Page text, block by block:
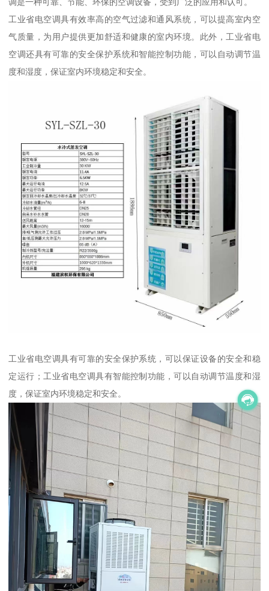
工业省电空调具有效率高的空气过滤和通风系统，可以提高室内空
气质量，为用户提供更加舒适和健康的室内环境。此外，工业省电
空调还具有可靠的安全保护系统和智能控制功能，可以自动调节温
度和湿度，保证室内环境稳定和安全。
工业省电空调具有可靠的安全保护系统，可以保证设备的安全和稳
定运行；工业省电空调具有智能控制功能，可以自动调节温度和湿
度，保证室内环境稳定和安全。